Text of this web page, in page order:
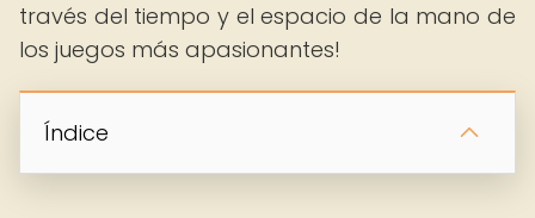
través del tiempo y el espacio de la mano de
los juegos más apasionantes!
Índice